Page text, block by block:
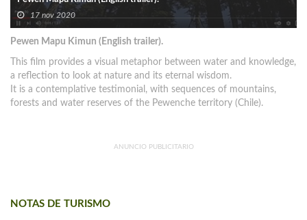
17 nov 2020
Pewen Mapu Kimun (English trailer).
This film provides a visual metaphor between water and knowledge,
a reflection to look at nature and its eternal wisdom.
It is a contemplative testimonial, with sequences of mountains,
forests and water reserves of the Pewenche territory (Chile).
ANUNCIO PUBLICITARIO
NOTAS DE TURISMO